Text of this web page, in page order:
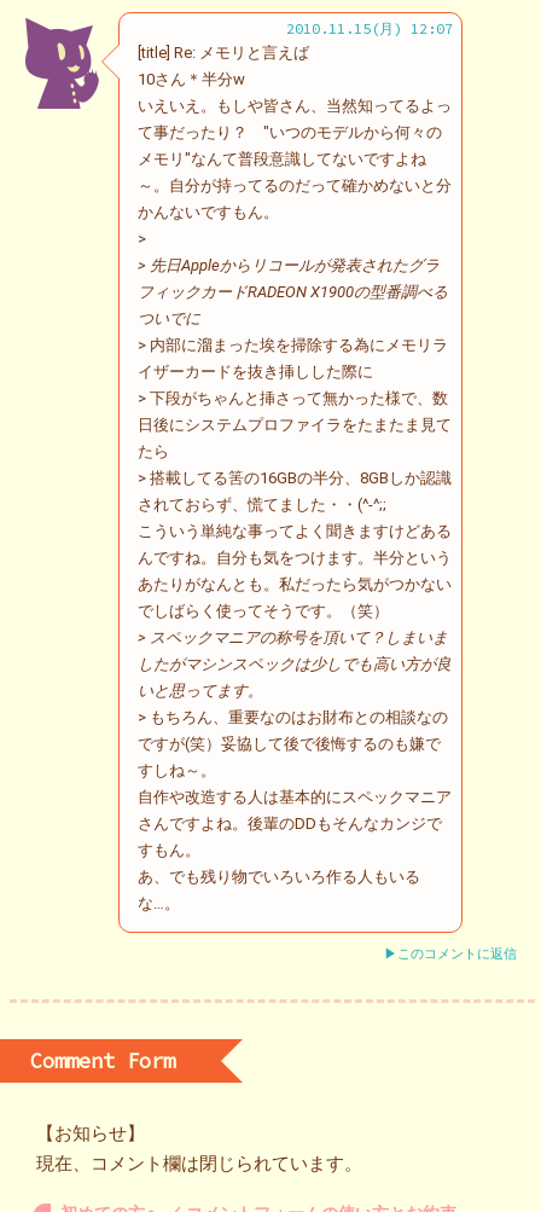
2010.11.15(月) 12:07
[title] Re: メモリと言えば
10さん＊半分w
いえいえ。もしや皆さん、当然知ってるよっ
て事だったり？ "いつのモデルから何々の
メモリ"なんて普段意識してないですよね
～。自分が持ってるのだって確かめないと分
かんないですもん。
>
> 先日Appleからリコールが発表されたグラ
フィックカードRADEON X1900の型番調べる
ついでに
> 内部に溜まった埃を掃除する為にメモリラ
イザーカードを抜き挿しした際に
> 下段がちゃんと挿さって無かった様で、数
日後にシステムプロファイラをたまたま見て
たら
> 搭載してる筈の16GBの半分、8GBしか認識
されておらず、慌てました・・(^-^;;
こういう単純な事ってよく聞きますけどある
んですね。自分も気をつけます。半分という
あたりがなんとも。私だったら気がつかない
でしばらく使ってそうです。（笑）
> スペックマニアの称号を頂いて？しまいま
したがマシンスペックは少しでも高い方が良
いと思ってます。
> もちろん、重要なのはお財布との相談なの
ですが(笑）妥協して後で後悔するのも嫌で
すしね～。
自作や改造する人は基本的にスペックマニア
さんですよね。後輩のDDもそんなカンジで
すもん。
あ、でも残り物でいろいろ作る人もいる
な…。
▶このコメントに返信
Comment Form
【お知らせ】
現在、コメント欄は閉じられています。